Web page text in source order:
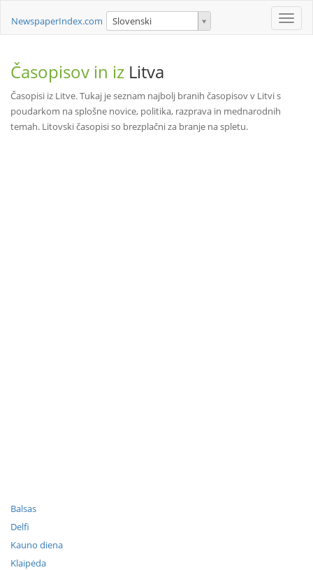
Toggle
NewspaperIndex.com Slovenski
Časopisov in iz Litva
Časopisi iz Litve. Tukaj je seznam najbolj branih časopisov v Litvi s
poudarkom na splošne novice, politika, razprava in mednarodnih
temah. Litovski časopisi so brezplačni za branje na spletu.
Balsas
Delfi
Kauno diena
Klaipėda